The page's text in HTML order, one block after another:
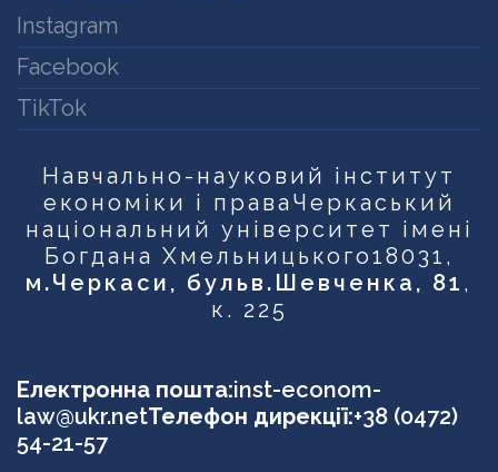
Instagram
Facebook
TikTok
Навчально-науковий інститут
економіки і права Черкаський
національний університет імені
Богдана Хмельницького18031,
м.Черкаси, бульв.Шевченка, 81 ,
к. 225
Електронна пошта:inst-econom-
law@ukr.netТелефон дирекції:+38 (0472)
54-21-57